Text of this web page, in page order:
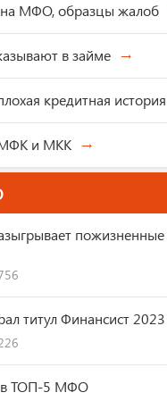
на МФО, образцы жалоб
в займе
кредитная история
и МКК
пожизненные
титул Финансист 2023
в ТОП-5 МФО